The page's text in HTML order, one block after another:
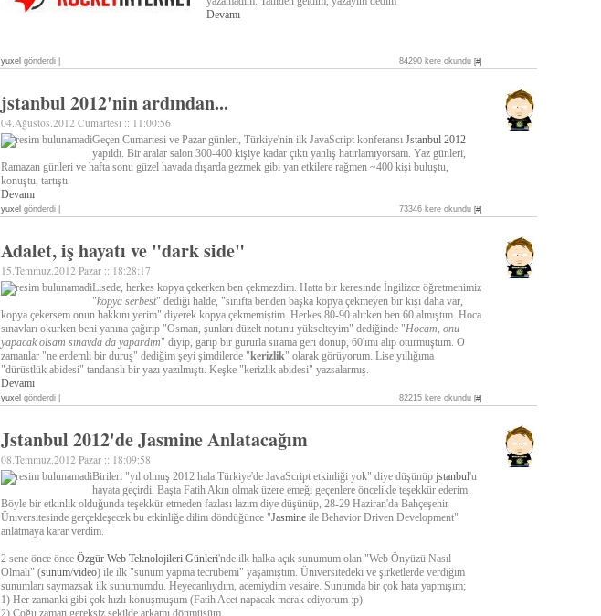
Devamı
yuxel gönderdi | 84290 kere okundu [#]
jstanbul 2012'nin ardından...
04.Ağustos.2012 Cumartesi :: 11:00:56
Geçen Cumartesi ve Pazar günleri, Türkiye'nin ilk JavaScript konferansı Jstanbul 2012
yapıldı. Bir aralar salon 300-400 kişiye kadar çıktı yanlış hatırlamıyorsam. Yaz günleri,
Ramazan günleri ve hafta sonu güzel havada dışarda gezmek gibi yan etkilere rağmen ~400 kişi buluştu,
konuştu, tartıştı.
Devamı
yuxel gönderdi | 73346 kere okundu [#]
Adalet, iş hayatı ve "dark side"
15.Temmuz.2012 Pazar :: 18:28:17
Lisede, herkes kopya çekerken ben çekmezdim. Hatta bir keresinde İngilizce öğretmenimiz
"kopya serbest" dediği halde, "sınıfta benden başka kopya çekmeyen bir kişi daha var,
kopya çekersem onun hakkını yerim" diyerek kopya çekmemiştim. Herkes 80-90 alırken ben 60 almıştım. Hoca
sınavları okurken beni yanına çağırıp "Osman, şunları düzelt notunu yükselteyim" dediğinde "Hocam, onu
yapacak olsam sınavda da yapardım" diyip, garip bir gururla sırama geri dönüp, 60'ımı alıp oturmuştum. O
zamanlar "ne erdemli bir duruş" dediğim şeyi şimdilerde "kerizlik" olarak görüyorum. Lise yıllığıma
"dürüstlük abidesi" tandanslı bir yazı yazılmıştı. Keşke "kerizlik abidesi" yazsalarmış.
Devamı
yuxel gönderdi | 82215 kere okundu [#]
Jstanbul 2012'de Jasmine Anlatacağım
08.Temmuz.2012 Pazar :: 18:09:58
Birileri "yıl olmuş 2012 hala Türkiye'de JavaScript etkinliği yok" diye düşünüp jstanbul'u
hayata geçirdi. Başta Fatih Akın olmak üzere emeği geçenlere öncelikle teşekkür ederim.
Böyle bir etkinlik olduğunda teşekkür etmeden fazlası lazım diye düşünüp, 28-29 Haziran'da Bahçeşehir
Üniversitesinde gerçekleşecek bu etkinliğe dilim döndüğünce "Jasmine ile Behavior Driven Development"
anlatmaya karar verdim.
2 sene önce önce Özgür Web Teknolojileri Günleri'nde ilk halka açık sunumum olan "Web Önyüzü Nasıl
Olmalı" (sunum/video) ile ilk "sunum yapma tecrübemi" yaşamıştım. Üniversitedeki ve şirketlerde verdiğim
sunumları saymazsak ilk sunumumdu. Heyecanlıydım, acemiydim vesaire. Sunumda bir çok hata yapmışım;
1) Her zamanki gibi çok hızlı konuşmuşum (Fatih Acet napacak merak ediyorum :p)
2) Çoğu zaman gereksiz şekilde arkamı dönmüşüm